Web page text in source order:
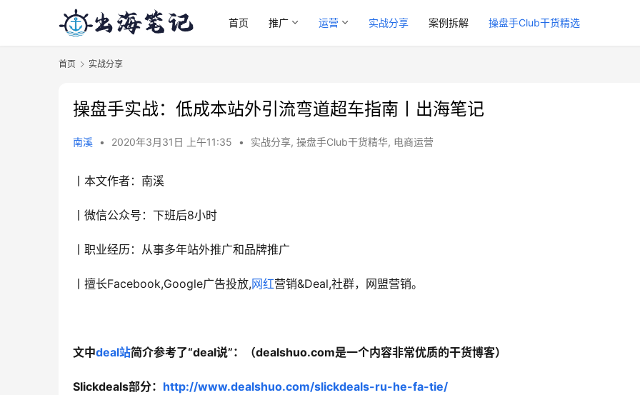
首页 推广 运营 实战分享 案例拆解 操盘手Club干货精选
首页 实战分享
操盘手实战：低成本站外引流弯道超车指南丨出海笔记
南溪 • 2020年3月31日 上午11:35 • 实战分享, 操盘手Club干货精华, 电商运营
丨本文作者：南溪
丨微信公众号：下班后8小时
丨职业经历：从事多年站外推广和品牌推广
丨擅长Facebook,Google广告投放,网红营销&Deal,社群，网盟营销。
文中deal站简介参考了“deal说”：（dealshuo.com是一个内容非常优质的干货博客）
Slickdeals部分： http://www.dealshuo.com/slickdeals-ru-he-fa-tie/